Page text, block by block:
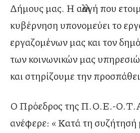
Δήμους μας. Η αλλαγή που
κυβέρνηση υπονομεύει το
εργαζομένων μας και τον
των κοινωνικών μας
και στηρίζουμε την
Ο Πρόεδρος της Π.Ο.Ε.-
ανέφερε: « Κατά τη συζήτησή